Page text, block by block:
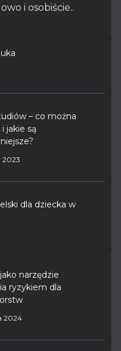
i osobiście..
– co można
jakie są
2023
dla dziecka w
narzędzie
ryzykiem dla
2024